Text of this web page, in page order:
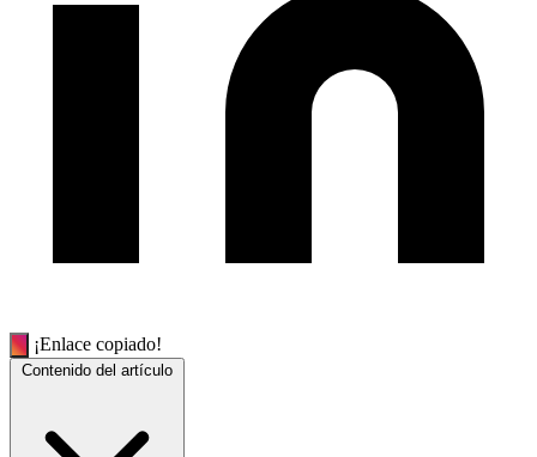
¡Enlace copiado!
Contenido del artículo